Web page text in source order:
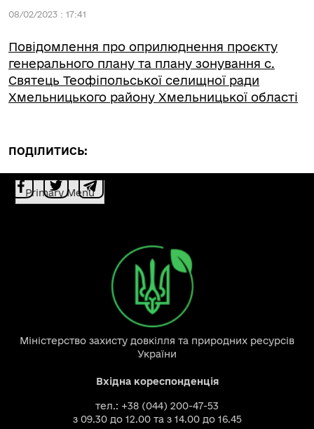
08/02/2023 : 17:41
Повідомлення про оприлюднення проєкту
генерального плану та плану зонування с.
Святець Теофіпольської селищної ради
Хмельницького району Хмельницької області
ПОДІЛИТИСЬ:
Primary Menu
Міністерство захисту довкілля та природних ресурсів
України
Вхідна кореспонденція
тел.: +38 (044) 200-47-53
з 09.30 до 12.00 та з 14.00 до 16.45